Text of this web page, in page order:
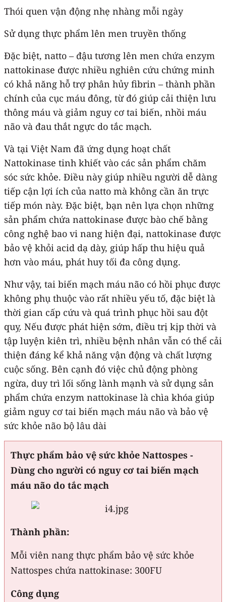
Thói quen vận động nhẹ nhàng mỗi ngày
Sử dụng thực phẩm lên men truyền thống
Đặc biệt, natto – đậu tương lên men chứa enzym
nattokinase được nhiều nghiên cứu chứng minh
có khả năng hỗ trợ phân hủy fibrin – thành phần
chính của cục máu đông, từ đó giúp cải thiện lưu
thông máu và giảm nguy cơ tai biến, nhồi máu
não và đau thắt ngực do tắc mạch.
Và tại Việt Nam đã ứng dụng hoạt chất
Nattokinase tinh khiết vào các sản phẩm chăm
sóc sức khỏe. Điều này giúp nhiều người dễ dàng
tiếp cận lợi ích của natto mà không cần ăn trực
tiếp món này. Đặc biệt, bạn nên lựa chọn những
sản phẩm chứa nattokinase được bào chế bằng
công nghệ bao vi nang hiện đại, nattokinase được
bảo vệ khỏi acid dạ dày, giúp hấp thu hiệu quả
hơn vào máu, phát huy tối đa công dụng.
Như vậy, tai biến mạch máu não có hồi phục được
không phụ thuộc vào rất nhiều yếu tố, đặc biệt là
thời gian cấp cứu và quá trình phục hồi sau đột
quỵ. Nếu được phát hiện sớm, điều trị kịp thời và
tập luyện kiên trì, nhiều bệnh nhân vẫn có thể cải
thiện đáng kể khả năng vận động và chất lượng
cuộc sống. Bên cạnh đó việc chủ động phòng
ngừa, duy trì lối sống lành mạnh và sử dụng sản
phẩm chứa enzym nattokinase là chìa khóa giúp
giảm nguy cơ tai biến mạch máu não và bảo vệ
sức khỏe não bộ lâu dài
Thực phẩm bảo vệ sức khỏe Nattospes -
Dùng cho người có nguy cơ tai biến mạch
máu não do tắc mạch
Thành phần:
Mỗi viên nang thực phẩm bảo vệ sức khỏe
Nattospes chứa nattokinase: 300FU
Công dụng